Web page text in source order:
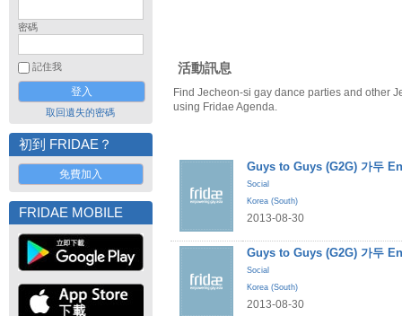
密碼
記住我
取回遺失的密碼
初到 FRIDAE？
免費加入
FRIDAE MOBILE
活動訊息
Find Jecheon-si gay dance parties and other
using Fridae Agenda.
Guys to Guys (G2G) 가두
Social
Korea (South)
2013-08-30
Guys to Guys (G2G) 가두
Social
Korea (South)
2013-08-30